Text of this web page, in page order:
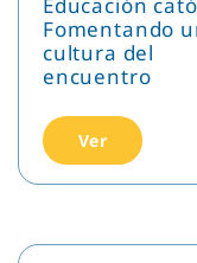
Educación
Fomentando
cultura del
encuentro
Ver